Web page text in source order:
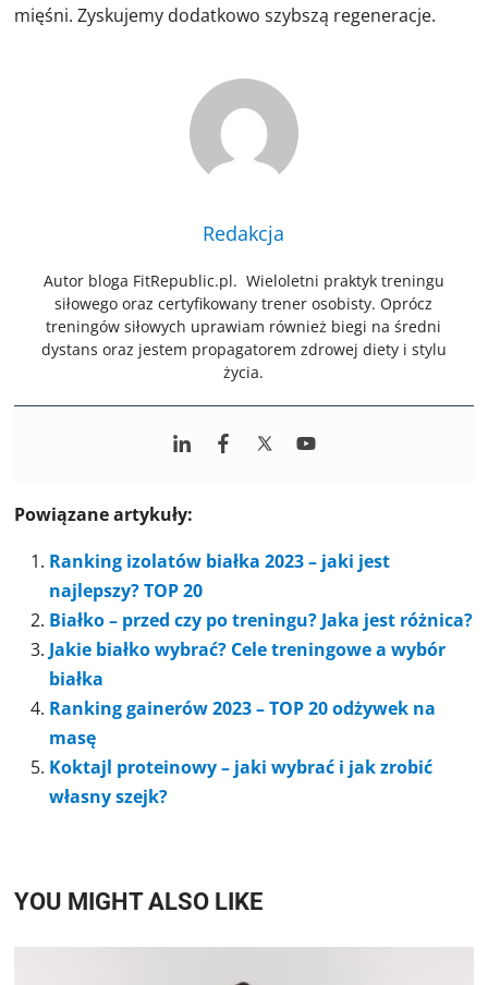
mięśni. Zyskujemy dodatkowo szybszą regeneracje.
Redakcja
Autor bloga FitRepublic.pl. Wieloletni praktyk treningu
siłowego oraz certyfikowany trener osobisty. Oprócz
treningów siłowych uprawiam również biegi na średni
dystans oraz jestem propagatorem zdrowej diety i stylu
życia.
Powiązane artykuły:
Ranking izolatów białka 2023 – jaki jest
najlepszy? TOP 20
Białko – przed czy po treningu? Jaka jest różnica?
Jakie białko wybrać? Cele treningowe a wybór
białka
Ranking gainerów 2023 – TOP 20 odżywek na
masę
Koktajl proteinowy – jaki wybrać i jak zrobić
własny szejk?
YOU MIGHT ALSO LIKE